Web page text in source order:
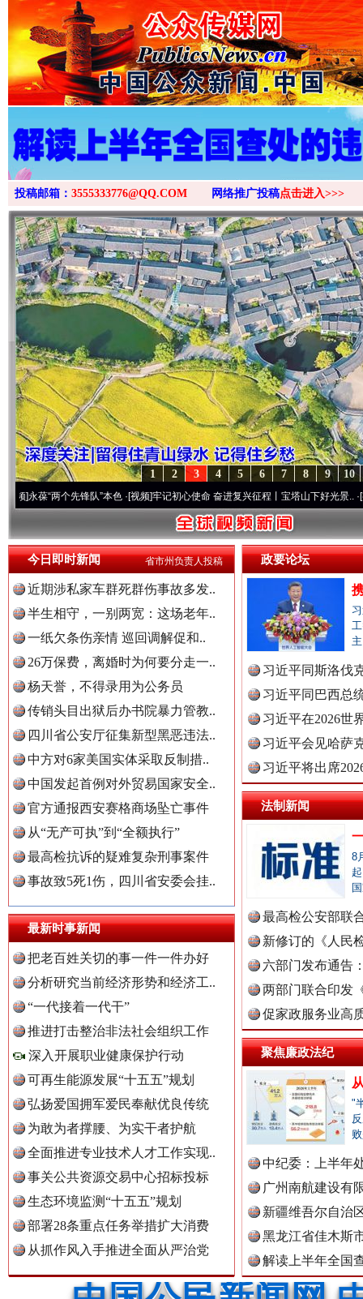
投稿邮箱： 3555333776@QQ.COM 网络推广投稿点击进入>>>
10
9
8
7
6
5
4
3
2
1
永葆“两个先锋队”本色·[视频] 牢记初心使命 奋进复兴征程丨宝塔山下好光景..·[视频]
今日即时新闻
近期涉私家车群死群伤事故多发..
半生相守，一别两宽：这场老年..
一纸欠条伤亲情 巡回调解促和..
26万保费，离婚时为何要分走一..
杨天誉，不得录用为公务员
传销头目出狱后办书院暴力管教..
四川省公安厅征集新型黑恶违法..
中方对6家美国实体采取反制措..
中国发起首例对外贸易国家安全..
官方通报西安赛格商场坠亡事件
从“无产可执”到“全额执行”
最高检抗诉的疑难复杂刑事案件
事故致5死1伤，四川省安委会挂..
最新时事新闻
把老百姓关切的事一件一件办好
分析研究当前经济形势和经济工..
“一代接着一代干”
推进打击整治非法社会组织工作
深入开展职业健康保护行动
可再生能源发展“十五五”规划
弘扬爱国拥军爱民奉献优良传统
为敢为者撑腰、为实干者护航
全面推进专业技术人才工作实现..
事关公共资源交易中心招标投标
生态环境监测“十五五”规划
部署28条重点任务举措扩大消费
从抓作风入手推进全面从严治党
省市州负责人投稿 政要论坛
习近平同斯洛伐
习近平同巴西总
习近平在2026世
理高级..
习近平会见哈萨
习近平将出席
球治理..
法制新闻
8
最高检公安部联
周岁未..
新修订的《人民
布
六部门发布通告
两部门联合印发
定》
促家政服务业高
聚焦廉政法纪
"
中纪委：上半年
广州南航建设有
新疆维吾尔自治
黑龙江省佳木斯
解读上半年全国
数据
中国全民新闻网.
中国公众新闻网.
中国公民新闻网.
“后车司机肯定在骂我”
世界屋脊 天路回响 永